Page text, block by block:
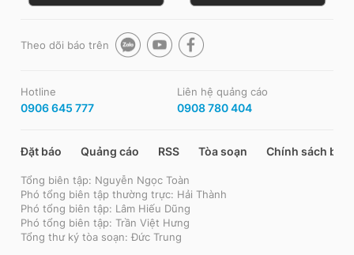
Theo dõi báo trên
Hotline
0906 645 777
Liên hệ quảng cáo
0908 780 404
Đặt báo Quảng cáo RSS Tòa soạn Chính sách bảo
Tổng biên tập: Nguyễn Ngọc Toàn
Phó tổng biên tập thường trực: Hải Thành
Phó tổng biên tập: Lâm Hiếu Dũng
Phó tổng biên tập: Trần Việt Hưng
Tổng thư ký tòa soạn: Đức Trung